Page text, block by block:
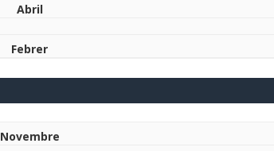
Abril
Febrer
Novembre